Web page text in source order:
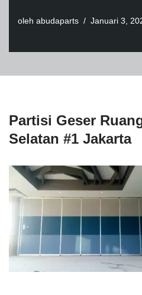
oleh abudaparts Januari 3,
Partisi Geser
Selatan #1 Jakarta